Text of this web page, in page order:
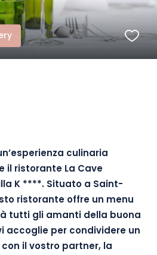
culinaria
il ristorante La Cave
K ****. Situato a Saint-
ristorante offre un menu
tutti gli amanti della buona
accoglie per condividere un
il vostro partner, la